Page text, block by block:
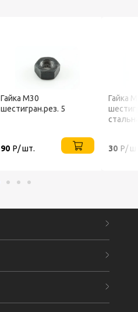
Гайка М30
шестигран.рез. 5
90 Р/ шт.
Гайка
30 Р/